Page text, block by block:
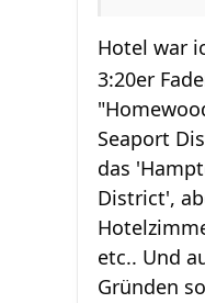
Hotel war
3:20er
Seaport
das
District',
etc.. Und
Gründen